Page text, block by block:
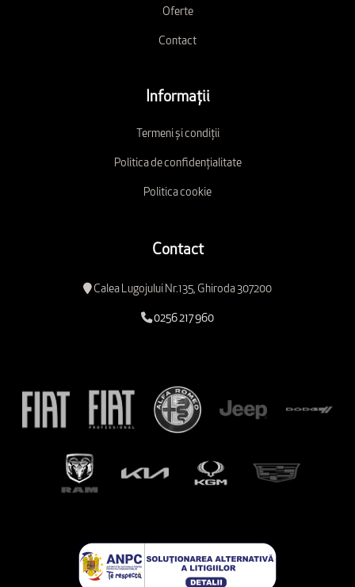
Oferte
Contact
Informații
Termeni și condiții
Politica de confidențialitate
Politica cookie
Contact
Calea Lugojului Nr.135, Ghiroda 307200
0256 217 960